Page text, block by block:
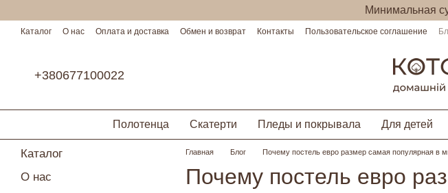
Минимальная
Каталог О нас Оплата и доставка Обмен и возврат Контакты Пользовательское соглашение
+380677100022
Полотенца Скатерти Пледы и покрывала Для детей
Главная Блог Почему постель евро размер самая популярная в
Почему постель евро
Каталог
О нас